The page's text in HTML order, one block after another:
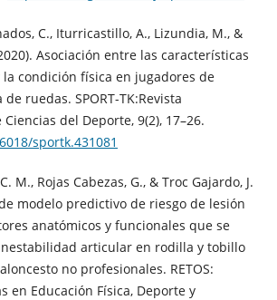
C., Iturricastillo, A., Lizundia, M., &
Asociación entre las características
condición física en jugadores de
ruedas. SPORT-TK:Revista
del Deporte, 9(2), 17–26.
sportk.431081
M., Rojas Cabezas, G., & Troc Gajardo, J.
modelo predictivo de riesgo de lesión
anatómicos y funcionales que se
articular en rodilla y tobillo
no profesionales. RETOS:
en Educación Física, Deporte y